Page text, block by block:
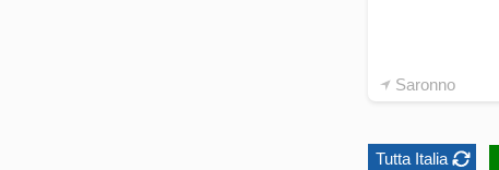
Saronno
Tutta Italia